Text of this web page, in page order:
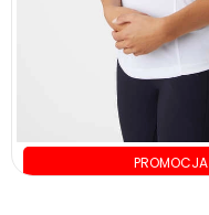
PROMOCJA